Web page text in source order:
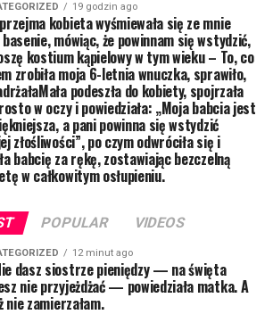
19 godzin ago
kobieta wyśmiewała się ze mnie
mówiąc, że powinnam się wstydzić,
kostium kąpielowy w tym wieku – To, co
zrobiła moja 6-letnia wnuczka, sprawiło,
podeszła do kobiety, spojrzała
w oczy i powiedziała: „Moja babcia jest
a pani powinna się wstydzić
złośliwości”, po czym odwróciła się i
babcię za rękę, zostawiając bezczelną
w całkowitym osłupieniu.
POPULAR VIDEOS
12 minut ago
dasz siostrze pieniędzy — na święta
nie przyjeżdżać — powiedziała matka. A
nie zamierzałam.